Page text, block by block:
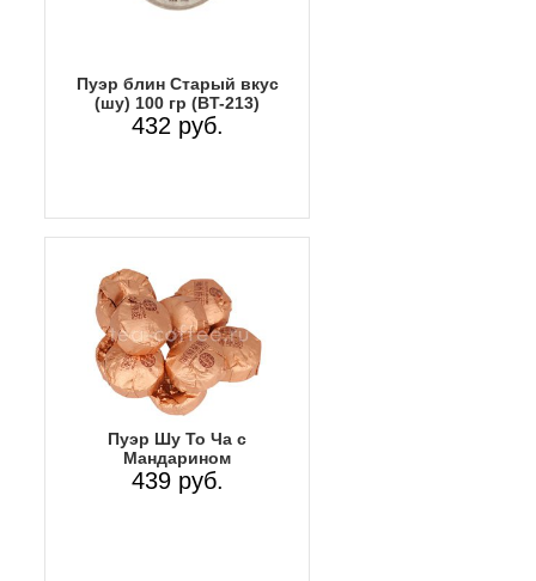
Пуэр блин Старый вкус
(шу) 100 гр (BT-213)
432 руб.
Пуэр Шу То Ча с
Мандарином
439 руб.